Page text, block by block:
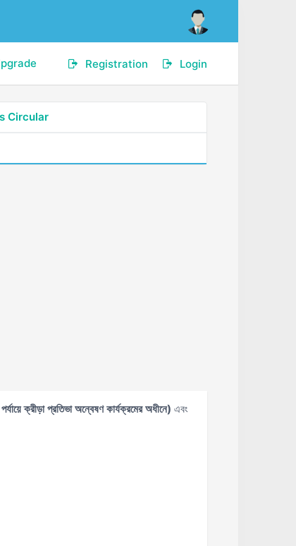
Login
Registration
Circular
ক্রীড়া প্রতিভা অন্বেষণ কার্যক্রমের অধীনে) এবং